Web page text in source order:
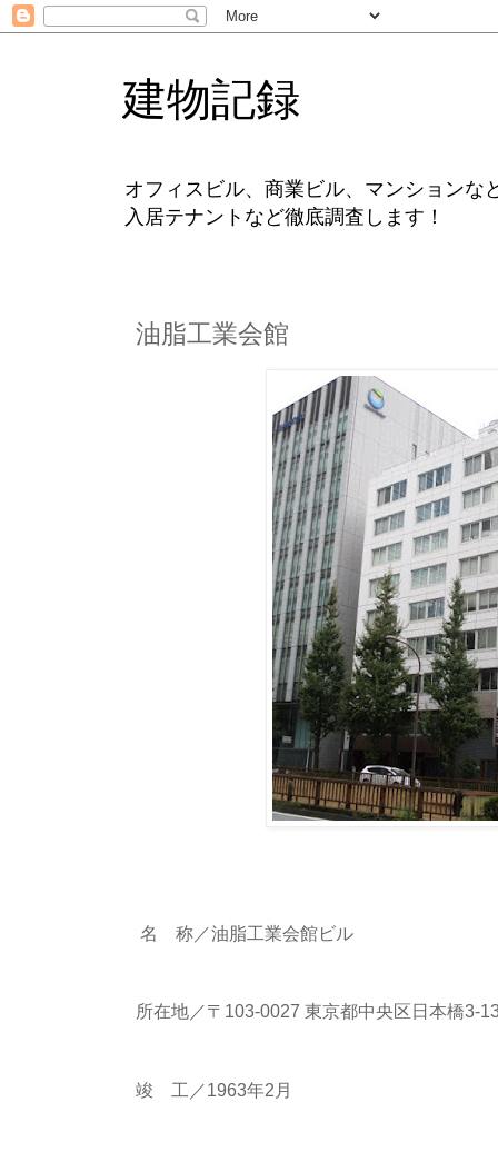
建物記録
オフィスビル、商業ビル、マンションな
入居テナントなど徹底調査します！
油脂工業会館
名 称／油脂工業会館ビル
所在地／〒103-0027 東京都中央区日本橋3-
竣 工／1963年2月